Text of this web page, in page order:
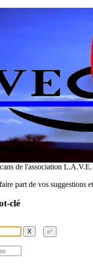
de l'association
part de vos suggestions
clé
X ✅